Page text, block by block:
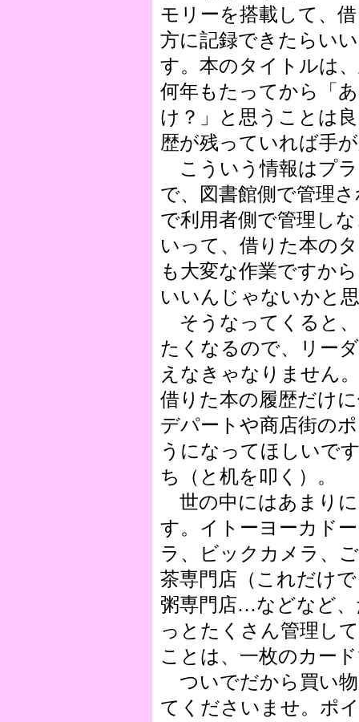
モリーを搭載して、
方に記録できたらい
す。本のタイトルは
何年もたってから「
け？」と思うことは
歴が残っていれば手
こういう情報はプ
で、図書館側で管理
で利用者側で管理し
いって、借りた本の
も大変な作業ですか
いいんじゃないかと
そうなってくると
たくなるので、リー
えなきゃなりません
借りた本の履歴だけ
デパートや商店街の
うになってほしいで
ち（と机を叩く）。
世の中にはあまり
す。イトーヨーカド
ラ、ビックカメラ、
茶専門店（これだけ
粥専門店…などなど
っとたくさん管理し
ことは、一枚のカー
ついでだから買い
てくださいませ。ポ